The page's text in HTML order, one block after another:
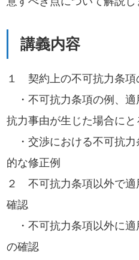
講義内容
１ 契約上の不可抗力条項
・不可抗力条項の例、適
抗力事由が生じた場合にと
・交渉における不可抗力
的な修正例
２ 不可抗力条項以外で適
確認
・不可抗力条項以外に適
の確認